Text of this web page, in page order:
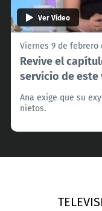
Ver Video
Viernes 9 de febrero
Revive el
servicio de este
Ana exige que su
nietos.